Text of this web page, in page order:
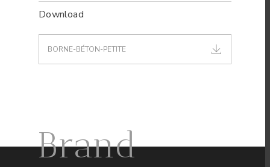
Download
BORNE-BÉTON-PETITE
Brand